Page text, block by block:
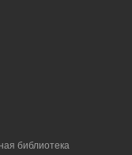
библиотека